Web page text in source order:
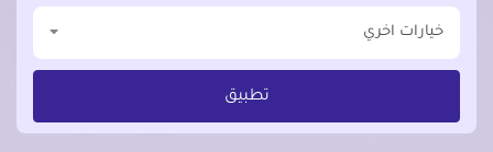
خيارات اخري
تطبيق